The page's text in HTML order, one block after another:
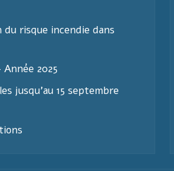
risque incendie dans
2025
jusqu’au 15 septembre